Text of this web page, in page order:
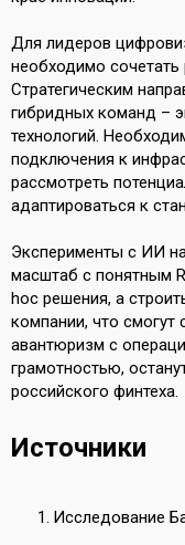
Для лидеров
необходимо сочетать
Стратегическим
гибридных команд –
технологий.
подключения к
рассмотреть
адаптироваться к
Эксперименты с ИИ
масштаб с понятным
hoc решения, а
компании, что смогут
авантюризм с
грамотностью,
российского финтеха.
Источники
Исследование